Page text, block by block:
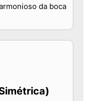
da boca